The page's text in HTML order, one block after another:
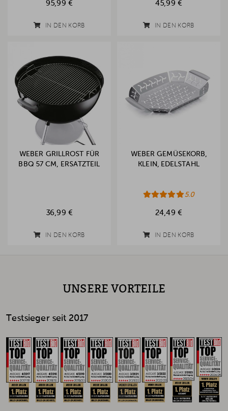
95,99 €
IN DEN KORB
45,99 €
IN DEN KORB
WEBER GRILLROST FÜR
BBQ 57 CM, ERSATZTEIL
36,99 €
IN DEN KORB
WEBER GEMÜSEKORB,
KLEIN, EDELSTAHL
5.0
24,49 €
IN DEN KORB
UNSERE VORTEILE
Testsieger seit 2017